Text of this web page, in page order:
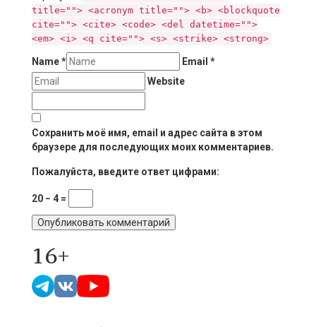
title=""> <acronym title=""> <b> <blockquote
cite=""> <cite> <code> <del datetime="">
<em> <i> <q cite=""> <s> <strike> <strong>
Name* Email *
Website
Сохранить моё имя, email и адрес сайта в этом
браузере для последующих моих комментариев.
Пожалуйста, введите ответ цифрами:
20 − 4 =
16+